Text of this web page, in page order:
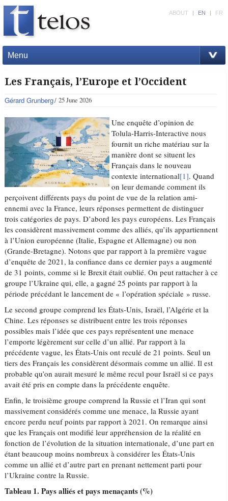
Menu
ABOUT | EN | FR
Les Français, l’Europe et l’Occident
Gérard Grunberg 25 June 2026
Une enquête d’opinion de
Tolula-Harris-Interactive nous
fournit un riche matériau sur la
manière dont se situent les
Français dans le nouveau
contexte international[1]. Quand
on leur demande comment ils
perçoivent différents pays du point de vue de la relation ami-
ennemi avec la France, leurs réponses permettent de distinguer
trois catégories de pays. D’abord les pays européens. Les Français
les considèrent massivement comme des alliés, qu’ils appartiennent
à l’Union européenne (Italie, Espagne et Allemagne) ou non
(Grande-Bretagne). Notons que par rapport à la première vague
d’enquête de 2021, la confiance dans ce dernier pays a augmenté
de 31 points, comme si le Brexit était oublié. On peut rattacher à ce
groupe l’Ukraine qui, elle, a gagné 25 points par rapport à la
période précédant le lancement de « l’opération spéciale » russe.
Le second groupe comprend les États-Unis, Israël, l’Algérie et la
Chine. Les réponses se distribuent entre les trois réponses
possibles mais l’idée que ces pays représentent une menace
l’emporte légèrement sur celle d’un allié. Par rapport à la
précédente vague, les États-Unis ont reculé de 21 points. Seul un
tiers des Français les considèrent désormais comme un allié. Il est
probable qu’on aurait mesuré le même recul pour Israël si ce pays
avait été pris en compte dans la précédente enquête.
Enfin, le troisième groupe comprend la Russie et l’Iran qui sont
massivement considérés comme une menace, la Russie ayant
encore perdu neuf points par rapport à 2021. On remarque ainsi
que les Français ont modifié leur appréhension de la réalité en
fonction de l’évolution de la situation internationale, d’une part en
étant beaucoup moins nombreux à considérer les États-Unis
comme un allié et d’autre part en prenant nettement parti pour
l’Ukraine contre la Russie.
Tableau 1. Pays alliés et pays menaçants (%)